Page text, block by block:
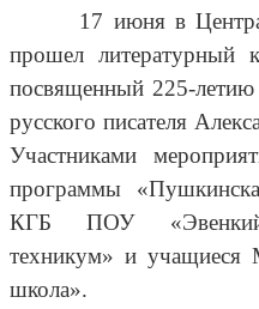
17 июня в
прошел литературный
посвященный 225-
русского писателя
Участниками
программы
КГБ ПОУ
техникум» и учащиеся
школа».